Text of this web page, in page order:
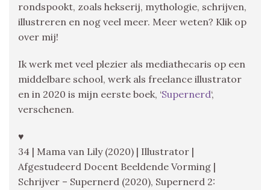
rondspookt, zoals hekserij, mythologie, schrijven,
illustreren en nog veel meer. Meer weten? Klik op
over mij!
Ik werk met veel plezier als mediathecaris op een
middelbare school, werk als freelance illustrator
en in 2020 is mijn eerste boek, ‘Supernerd‘,
verschenen.
♥
34 | Mama van Lily (2020) | Illustrator |
Afgestudeerd Docent Beeldende Vorming |
Schrijver – Supernerd (2020), Supernerd 2: